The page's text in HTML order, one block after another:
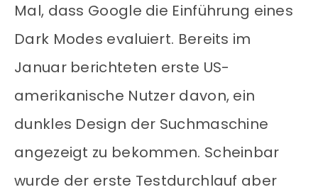
Mal, dass Google die Einführung eines
Dark Modes evaluiert. Bereits im
Januar berichteten erste US-
amerikanische Nutzer davon, ein
dunkles Design der Suchmaschine
angezeigt zu bekommen. Scheinbar
wurde der erste Testdurchlauf aber